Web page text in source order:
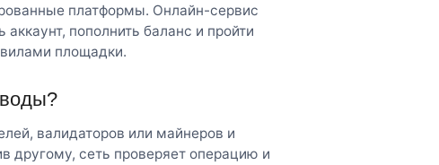
платформы. Онлайн-сервис
пополнить баланс и пройти
площадки.
валидаторов или майнеров и
другому, сеть проверяет операцию и